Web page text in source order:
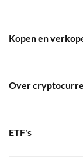
Kopen en
Over
ETF's